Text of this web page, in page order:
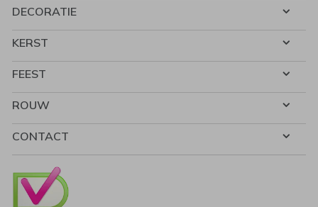
DECORATIE
KERST
FEEST
ROUW
CONTACT